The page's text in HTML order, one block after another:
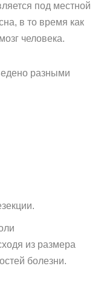
под местной
в то время как
человека.
разными
из размера
болезни.